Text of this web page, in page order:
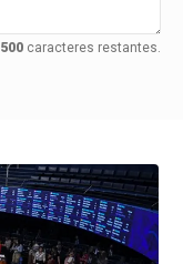
500caracteres restantes.